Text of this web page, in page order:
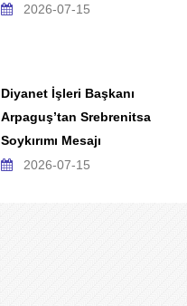
2026-07-15
Diyanet İşleri Başkanı
Arpaguş’tan Srebrenitsa
Soykırımı Mesajı
2026-07-15